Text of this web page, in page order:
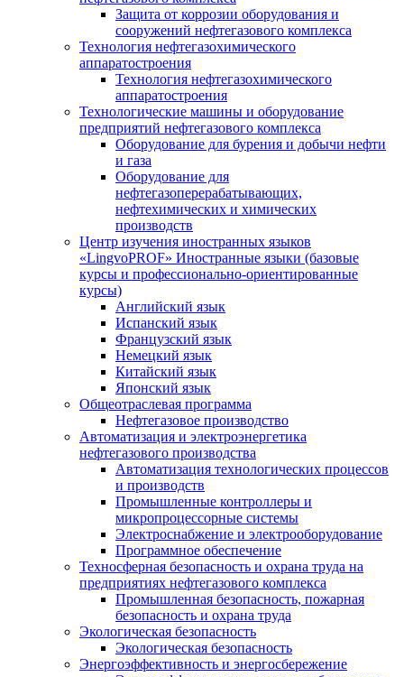
Защита от коррозии оборудования и
сооружений нефтегазового комплекса
Технология нефтегазохимического
аппаратостроения
Технология нефтегазохимического
аппаратостроения
Технологические машины и оборудование
предприятий нефтегазового комплекса
Оборудование для бурения и добычи нефти
и газа
Оборудование для
нефтегазоперерабатывающих,
нефтехимических и химических
производств
Центр изучения иностранных языков
«LingvoPROF» Иностранные языки (базовые
курсы и профессионально-ориентированные
курсы)
Английский язык
Испанский язык
Французский язык
Немецкий язык
Китайский язык
Японский язык
Общеотраслевая программа
Нефтегазовое производство
Автоматизация и электроэнергетика
нефтегазового производства
Автоматизация технологических процессов
и производств
Промышленные контроллеры и
микропроцессорные системы
Электроснабжение и электрооборудование
Программное обеспечение
Техносферная безопасность и охрана труда на
предприятиях нефтегазового комплекса
Промышленная безопасность, пожарная
безопасность и охрана труда
Экологическая безопасность
Экологическая безопасность
Энергоэффективность и энергосбережение